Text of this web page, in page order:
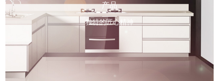
产品
独特的匠心精神